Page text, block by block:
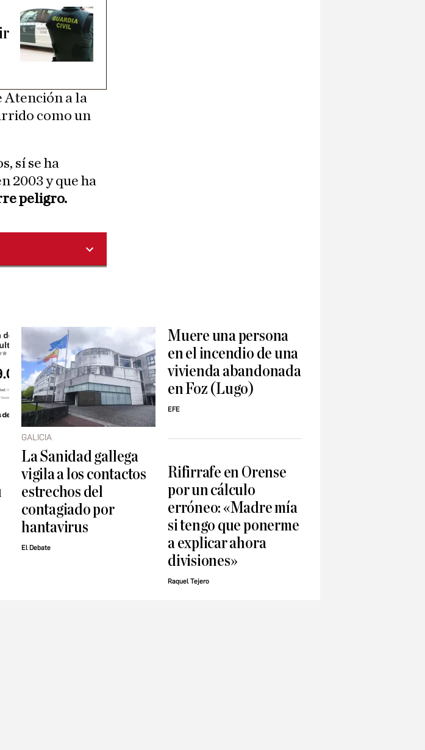
Atención a la
como un
sí se ha
2003 y que ha
peligro.
GALICIA
La Sanidad gallega
vigila a los contactos
estrechos del
contagiado por
hantavirus
El Debate
Muere una persona
en el incendio de una
vivienda abandonada
en Foz (Lugo)
EFE
Rifirrafe en Orense
por un cálculo
erróneo: «Madre mía
si tengo que ponerme
a explicar ahora
divisiones»
Raquel Tejero